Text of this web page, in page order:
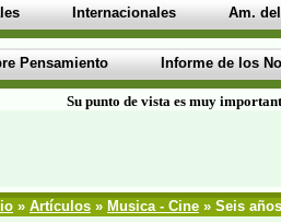
Internacionales Am.
Pensamiento Informe de los
Su punto de vista es muy
» Artículos » Musica - Cine » Seis